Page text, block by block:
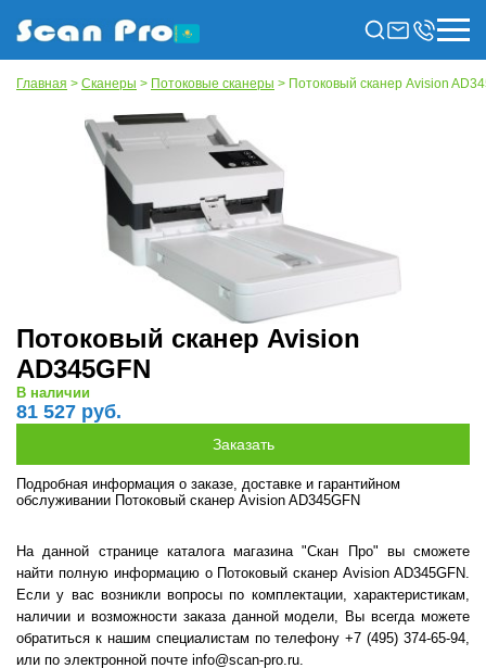
Главная > Сканеры > Потоковые сканеры > Потоковый сканер Avision
Потоковый сканер Avision
AD345GFN
В наличии
81 527 руб.
Подробная информация о заказе, доставке и гарантийном
обслуживании Потоковый сканер Avision AD345GFN
На данной странице каталога магазина "Скан Про" вы сможете
найти полную информацию о Потоковый сканер Avision AD345GFN.
Если у вас возникли вопросы по комплектации, характеристикам,
наличии и возможности заказа данной модели, Вы всегда можете
обратиться к нашим специалистам по телефону +7 (495) 374-65-94,
или по электронной почте info@scan-pro.ru.